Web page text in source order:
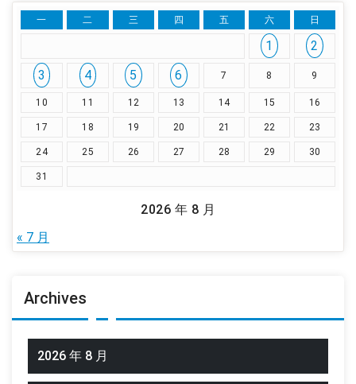
2026 年 8 月
一 二 三 四 五 六 日
1
2
3
4 5 6 7 8 9
10 11 12 13 14 15 16
17 18 19 20 21 22 23
24 25 26 27 28 29 30
31
« 7 月
Archives
2026 年 8 月